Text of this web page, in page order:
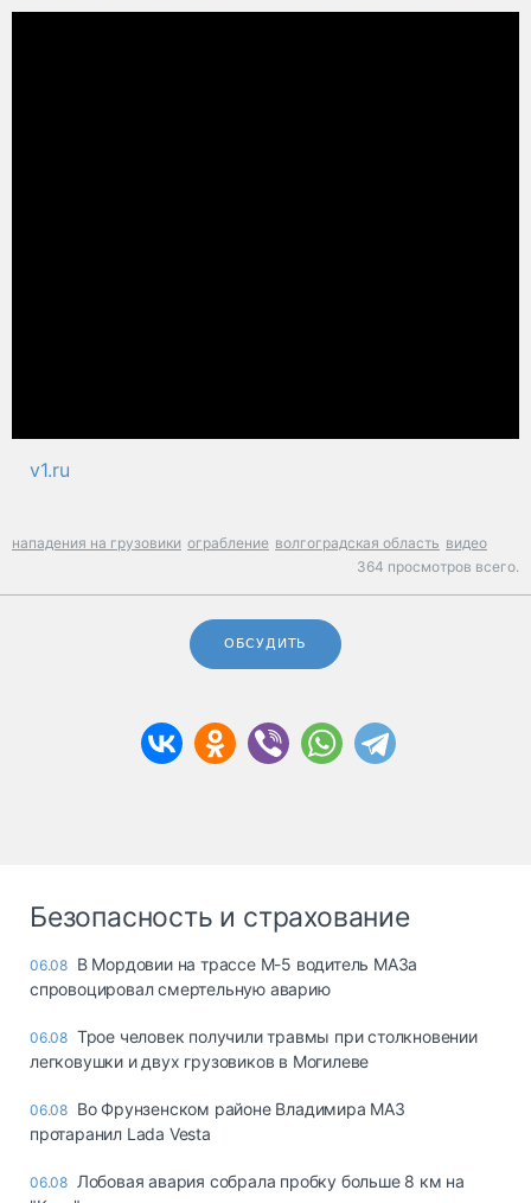
v1.ru
нападения на грузовики ограбление волгоградская область видео
364 просмотров всего.
ОБСУДИТЬ
Безопасность и страхование
06.08 В Мордовии на трассе М-5 водитель МАЗа
спровоцировал смертельную аварию
06.08 Трое человек получили травмы при столкновении
легковушки и двух грузовиков в Могилеве
06.08 Во Фрунзенском районе Владимира МАЗ
протаранил Lada Vesta
06.08 Лобовая авария собрала пробку больше 8 км на